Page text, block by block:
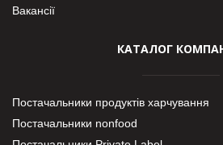
Вакансії
КАТАЛОГ
Постачальники продуктів харчування
Постачальники nonfood